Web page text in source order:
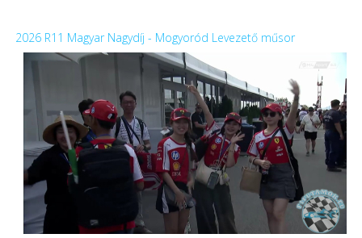
2026 R11 Magyar Nagydíj - Mogyoród Levezető műsor